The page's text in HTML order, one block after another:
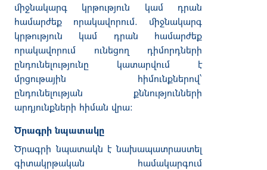
միջնակարգ
կրթություն կամ
դրան
համարժեք
որակավորում. միջնակարգ
կրթություն
կամ դրան
համարժեք
որակավորում
ունեցող
դիմորդների
ընդունելությունը
կատարվում
է
մրցութային
հիմունքներով՝
ընդունելության
քննությունների
արդյունքների հիման վրա։
Ծրագրի նպատակը
Ծրագրի նպատակն է նախապատրաստել
գիտակրթական
համակարգում